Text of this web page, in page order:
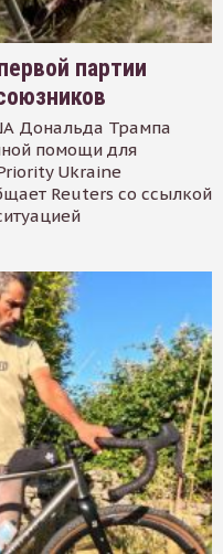
партии
Дональда Трампа
помощи для
Ukraine
Reuters со ссылкой